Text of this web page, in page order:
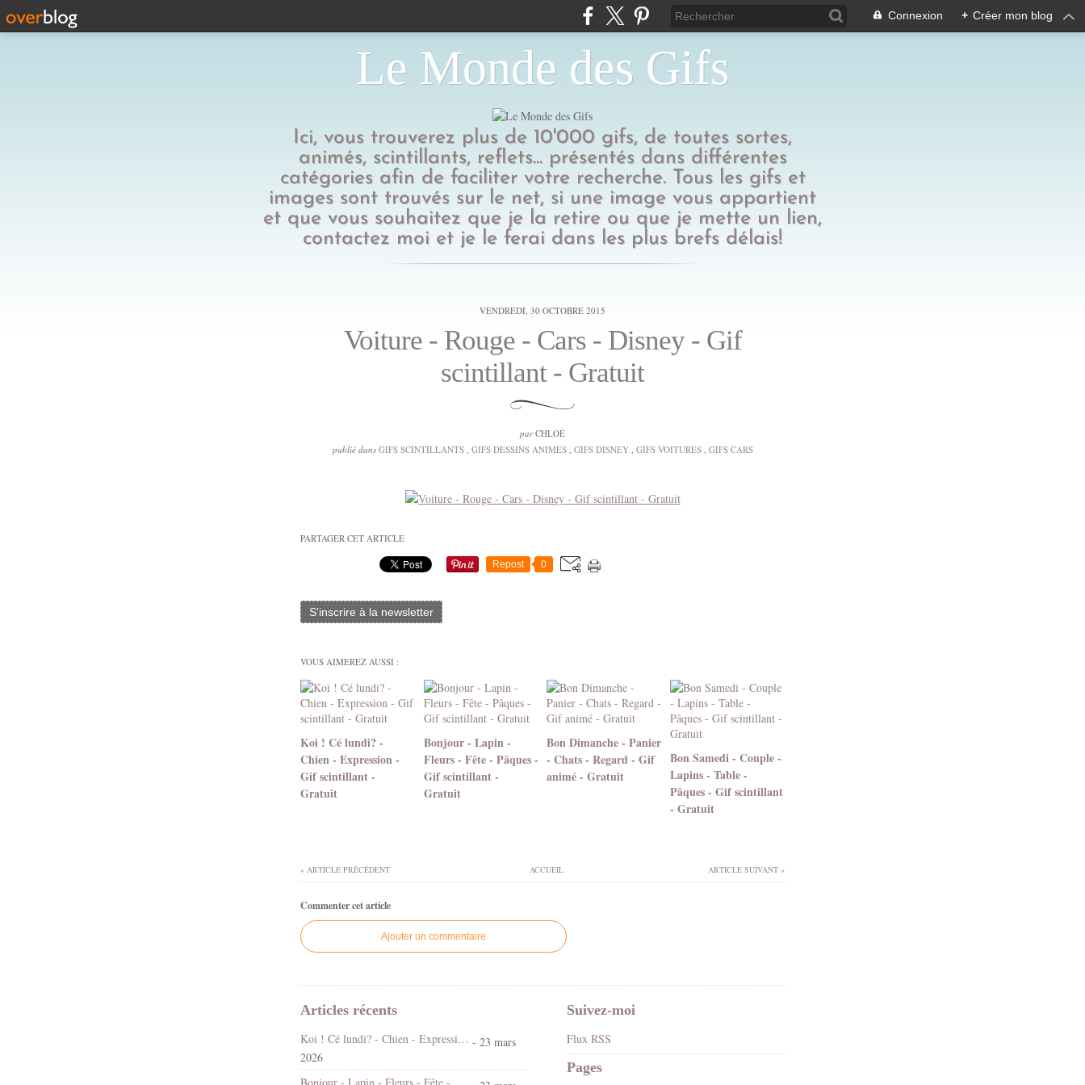
Connexion + Créer mon blog
Le Monde des Gifs
Ici, vous trouverez plus de 10'000 gifs, de toutes sortes,
animés, scintillants, reflets... présentés dans différentes
catégories afin de faciliter votre recherche. Tous les gifs et
images sont trouvés sur le net, si une image vous appartient
et que vous souhaitez que je la retire ou que je mette un lien,
contactez moi et je le ferai dans les plus brefs délais!
VENDREDI, 30 OCTOBRE 2015
Voiture - Rouge - Cars - Disney - Gif
scintillant - Gratuit
parCHLOÉ
publié dans GIFS SCINTILLANTS, GIFS DESSINS ANIMES, GIFS DISNEY, GIFS VOITURES, GIFS CARS
PARTAGER CET ARTICLE
Repost 0
S'inscrire à la newsletter
VOUS AIMEREZ AUSSI :
Koi ! Cé lundi? -
Chien - Expression -
Gif scintillant -
Gratuit
Bonjour - Lapin -
Fleurs - Fête - Pâques -
Gif scintillant -
Gratuit
Bon Dimanche - Panier
- Chats - Regard - Gif
animé - Gratuit
Bon Samedi - Couple -
Lapins - Table -
Pâques - Gif scintillant
- Gratuit
ACCUEIL
« ARTICLE PRÉCÉDENT ARTICLE SUIVANT »
Commenter cet article
Ajouter un commentaire
Articles récents
Koi ! Cé lundi? - Chien - Expression - Gif scintillant - Gratuit - 23 mars
2026
Suivez-moi
Flux RSS
Pages